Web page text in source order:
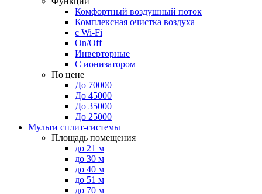
Комфортный воздушный поток
Комплексная очистка воздуха
с Wi-Fi
On/Off
Инверторные
С ионизатором
По цене
До 70000
До 45000
До 35000
До 25000
Мульти сплит-системы
Площадь помещения
до 21 м
до 30 м
до 40 м
до 51 м
до 70 м